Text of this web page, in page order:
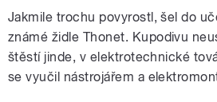
Jakmile trochu povyrostl, šel do
známé židle Thonet. Kupodivu
štěstí jinde, v elektrotechnické
se vyučil nástrojářem a